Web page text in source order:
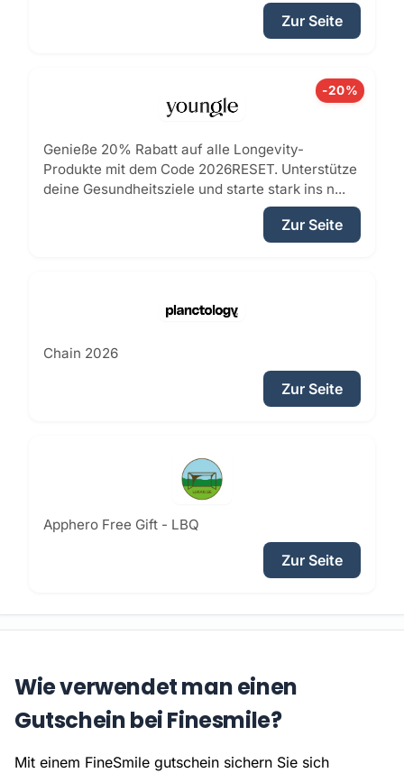
Zur Seite
-20%
Genieße 20% Rabatt auf alle Longevity-
Produkte mit dem Code 2026RESET. Unterstütze
deine Gesundheitsziele und starte stark ins n...
Zur Seite
Chain 2026
Zur Seite
Apphero Free Gift - LBQ
Zur Seite
Wie verwendet man einen
Gutschein bei Finesmile?
Mit einem FineSmile gutschein sichern Sie sich